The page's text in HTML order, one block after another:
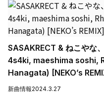
SASAKRECT & ねこやな
4s4ki, maeshima soshi,
Hanagata) [NEKO’s
新曲情報2024.3.27